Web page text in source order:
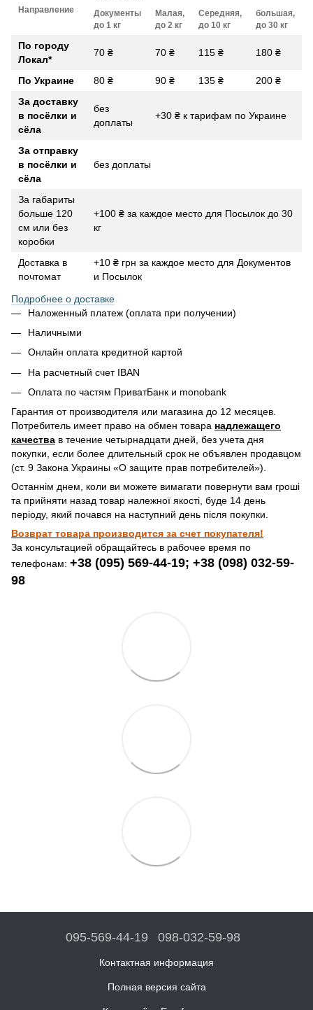
Направление
Документы
до 1 кг
Малая,
до 2 кг
Середняя,
до 10 кг
большая,
до 30 кг
По городу
Локал*
70 ₴ 70 ₴ 115 ₴ 180 ₴
По Украине 80 ₴ 90 ₴ 135 ₴
200 ₴
За доставку
в посёлки и
сёла
без
доплаты
+30 ₴ к тарифам по Украине
За отправку
в посёлки и
сёла
без доплаты
За габариты
больше 120
см или без
коробки
+100 ₴ за каждое место для Посылок до 30
кг
Доставка в
почтомат
+10 ₴ грн за каждое место для Документов
и Посылок
Подробнее о доставке
Наложенный платеж (оплата при получении)
Наличными
Онлайн оплата кредитной картой
На расчетный счет IBAN
Оплата по частям ПриватБанк и monobank
Гарантия от производителя или магазина до 12 месяцев.
Потребитель имеет право на обмен товара надлежащего
качества в течение четырнадцати дней, без учета дня
покупки, если более длительный срок не объявлен продавцом
(ст. 9 Закона Украины «О защите прав потребителей»).
Останнім днем, коли ви можете вимагати повернути вам гроші
та прийняти назад товар належної якості, буде 14 день
періоду, який почався на наступний день після покупки.
Возврат товара производится за счет покупателя!
За консультацией обращайтесь в рабочее время по
телефонам: +38 (095) 569-44-19; +38 (098) 032-59-
98
095-569-44-19 098-032-59-98
Контактная информация
Полная версия сайта